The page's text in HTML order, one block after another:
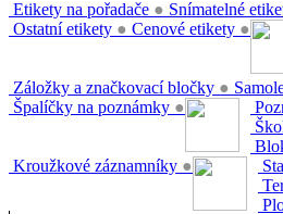
Etikety na pořadače ● Snímatelné
Ostatní etikety ● Cenové etikety ●
Záložky a značkovací bločky ●
Špalíčky na poznámky ●
Kroužkové záznamníky ●